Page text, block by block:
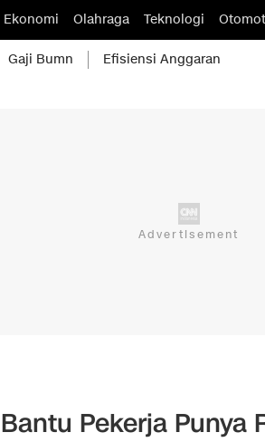
Ekonomi Olahraga Teknologi
Gaji Bumn Efisiensi Anggaran
Pekerja Punya